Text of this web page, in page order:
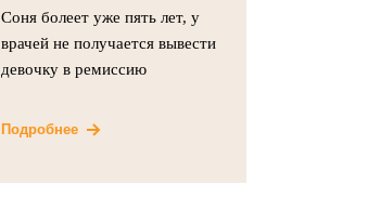
Соня болеет уже пять лет, у
врачей не получается вывести
девочку в ремиссию
Подробнее